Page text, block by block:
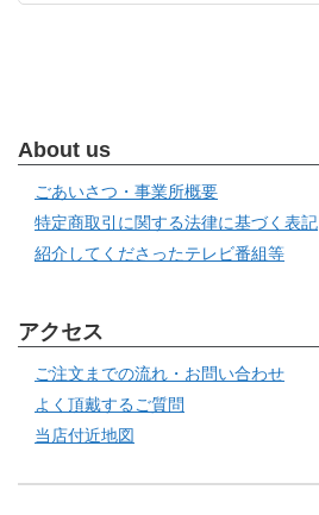
About us
ごあいさつ・事業所概要
特定商取引に関する法律に基づく表記
紹介してくださったテレビ番組等
アクセス
ご注文までの流れ・お問い合わせ
よく頂戴するご質問
当店付近地図